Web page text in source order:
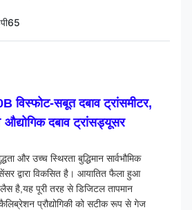
विस्फोट-सबूत दबाव ट्रांसमीटर,
दबाव ट्रांसड्यूसर
और उच्च स्थिरता बुद्धिमान सार्वभौमिक
द्वारा विकसित है। आयातित फैला हुआ
है,यह पूरी तरह से डिजिटल तापमान
प्रौद्योगिकी को सटीक रूप से गेज